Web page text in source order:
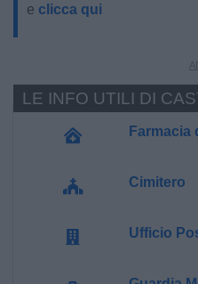
e clicca qui
Farmacia
Cimitero
Ufficio
LE INFO UTILI DI